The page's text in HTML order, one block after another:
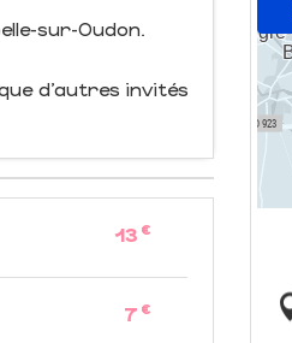
sur-Oudon.
d’autres invités
13 €
7 €